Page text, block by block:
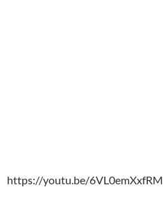
https://youtu.be/6VL0emXxfRM